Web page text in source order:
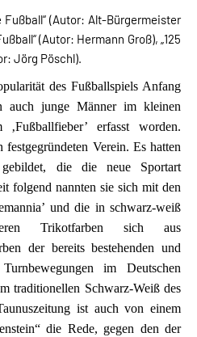
Fußball“ (Autor: Alt-Bürgermeister
(Autor: Hermann Groß), „125
Jörg Pöschl).
des Fußballspiels Anfang
auch junge Männer im kleinen
erfasst worden.
Verein. Es hatten
die die neue Sportart
folgend nannten sie sich mit den
und die in schwarz-weiß
Trikotfarben sich aus
der bereits bestehenden und
im Deutschen
traditionellen Schwarz-Weiß des
ist auch von einem
die Rede, gegen den der